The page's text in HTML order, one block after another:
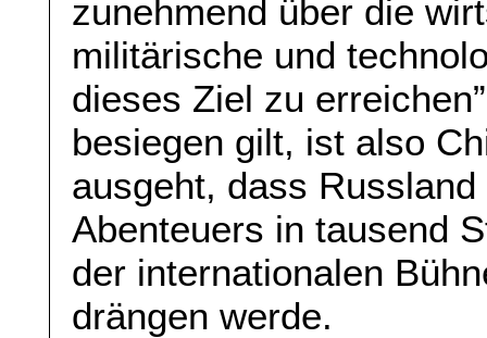
zunehmend über die
militärische und
dieses Ziel zu
besiegen gilt, ist also
ausgeht, dass
Abenteuers in tausend
der internationalen
drängen werde.